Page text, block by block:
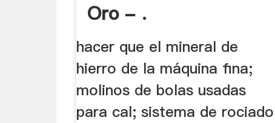
Oro - .
hacer que el mineral de
hierro de la máquina fina;
molinos de bolas usadas
para cal; sistema de rociado